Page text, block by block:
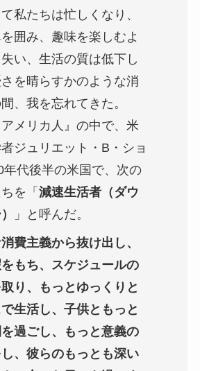
私たちは忙しくなり、
囲み、趣味を楽しむよ
い、生活の質は低下し
を晴らすかのような消
、我を忘れてきた。
アメリカ人』の中で、米
ジュリエット・B・ショ
年代後半の米国で、次の
を「 減速生活者（ダウ
」と呼んだ。
費主義から抜け出し、
もち、スケジュールの
り、もっとゆっくりと
生活し、子供ともっと
過ごし、もっと意義の
、彼らのもっとも深い